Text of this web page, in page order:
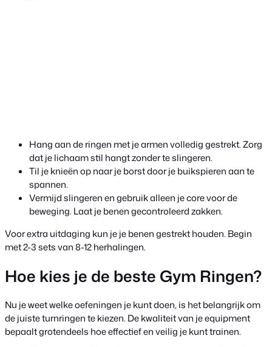
Hang aan de ringen met je armen volledig gestrekt. Zorg
dat je lichaam stil hangt zonder te slingeren.
Til je knieën op naar je borst door je buikspieren aan te
spannen.
Vermijd slingeren en gebruik alleen je core voor de
beweging. Laat je benen gecontroleerd zakken.
Voor extra uitdaging kun je je benen gestrekt houden. Begin
met 2-3 sets van 8-12 herhalingen.
Hoe kies je de beste Gym Ringen?
Nu je weet welke oefeningen je kunt doen, is het belangrijk om
de juiste turnringen te kiezen. De kwaliteit van je equipment
bepaalt grotendeels hoe effectief en veilig je kunt trainen.